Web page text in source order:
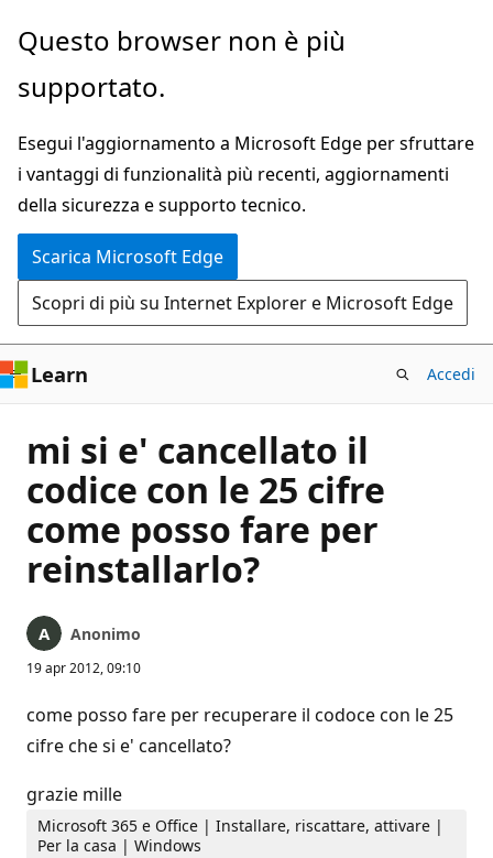
Ignora
passa
contenuto
principale
Questo browser non è più
supportato.
Esegui l'aggiornamento a Microsoft Edge per sfruttare
i vantaggi di funzionalità più recenti, aggiornamenti
della sicurezza e supporto tecnico.
Scarica Microsoft Edge
Scopri di più su Internet Explorer e Microsoft Edge
Learn Accedi
mi si e' cancellato il
codice con le 25 cifre
come posso fare per
reinstallarlo?
Anonimo
19 apr 2012, 09:10
come posso fare per recuperare il codoce con le 25
cifre che si e' cancellato?
grazie mille
Microsoft 365 e Office | Installare, riscattare, attivare |
Per la casa | Windows